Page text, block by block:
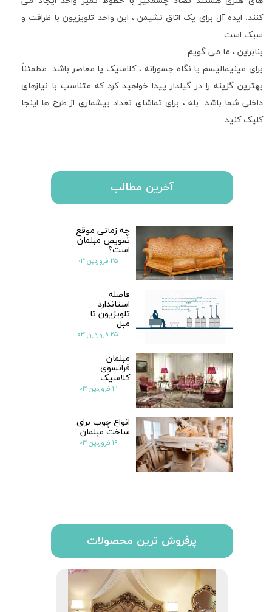
کنند. ایده آل برای یک اتاق نشیمن ، این واحد تلویزیون با ظرافت و
سبک است .
بنابراین ، ما می گویم ...
برای مینیمالیسم یا نگاه جسورانه ، کلاسیک یا معاصر باشد. مطمئناً
بهترین گزینه را در گیلدار پیدا خواهید کرد که متناسب با نیازهای
داخلی شما باشد. بله ، برای تماشای تعداد بیشماری از طرح ها اینجا
کلیک کنید.
پرفروش ترین محصولات
آخرین مطالب
چه زمانی موقع
تعویض مبلمان
است؟
۲۵ فروردین ۰۳
فاصله
استاندارد
تلویزیون تا
مبل
۲۵ فروردین ۰۳
مبلمان
فرانسوی
کلاسیک
۲۱ فروردین ۰۳
انواع چوب برای
ساخت مبلمان
۱۹ فروردین ۰۳